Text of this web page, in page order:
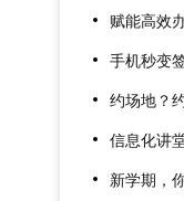
约场地？
新学期，